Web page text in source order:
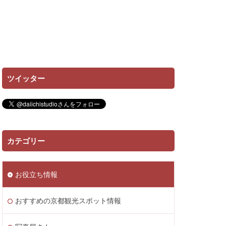
ツイッター
カテゴリー
お役立ち情報
おすすめの京都観光スポット情報